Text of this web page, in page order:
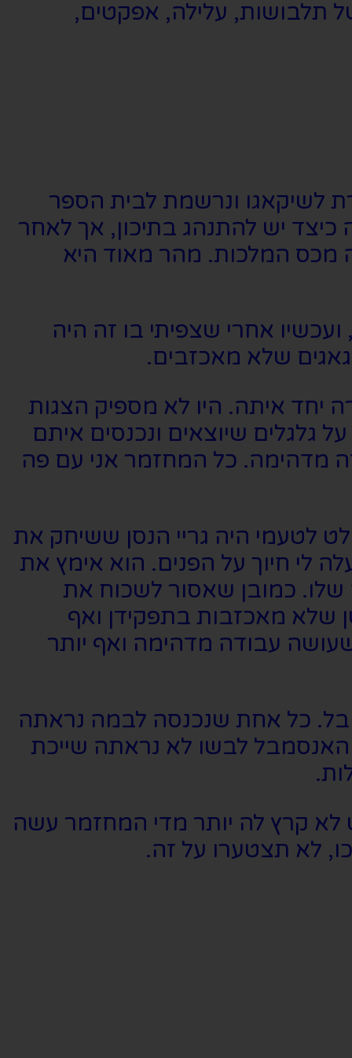
תלבושות, עלילה, אפקטים,
לשיקאגו ונרשמת לבית הספר
יש להתנהג בתיכון, אך לאחר
מכס המלכות. מהר מאוד היא
אחרי שצפיתי בו זה היה
שלא מאכזבים.
יחד איתה. היו לא מספיק הצגות
גלגלים שיוצאים ונכנסים איתם
מדהימה. כל המחזמר אני עם פה
לטעמי היה גריי הנסן ששיחק את
לי חיוך על הפנים. הוא אימץ את
שלו. כמובן שאסור לשכוח את
מאכזבות בתפקידן ואף
עבודה מדהימה ואף יותר
כל אחת שנכנסה לבמה נראתה
לבשו לא נראתה שייכת
קרץ לה יותר מדי המחזמר עשה
לא תצטערו על זה.